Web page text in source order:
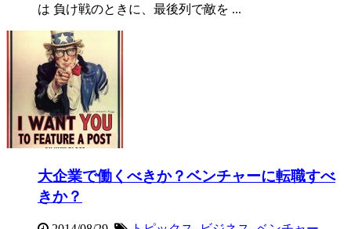
は 負け戦のときに、最後列で敵を ...
大企業で働くべきか？ベンチャーに転職すべ
きか？